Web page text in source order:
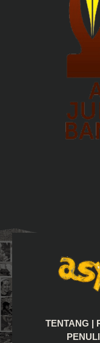
TENTANG